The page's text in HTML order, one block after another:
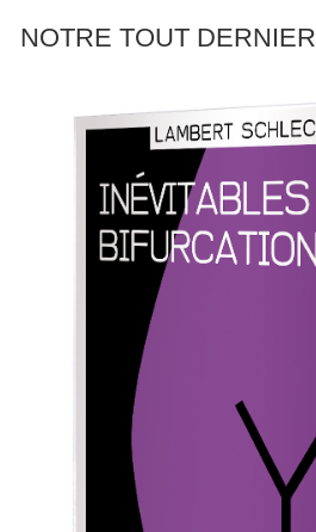
NOTRE TOUT DERNIER